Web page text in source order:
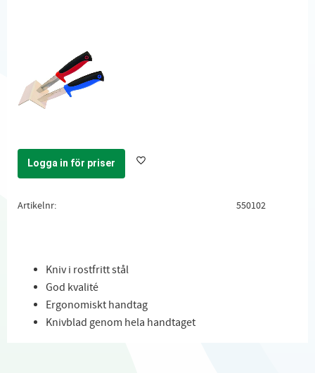
Logga in för priser Lägg till i favoriter
Artikelnr 550102
Kniv i rostfritt stål
God kvalité
Ergonomiskt handtag
Knivblad genom hela handtaget